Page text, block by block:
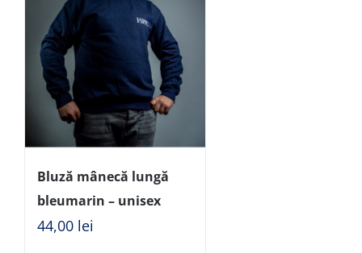
Bluză mânecă lungă
bleumarin – unisex
44,00 lei